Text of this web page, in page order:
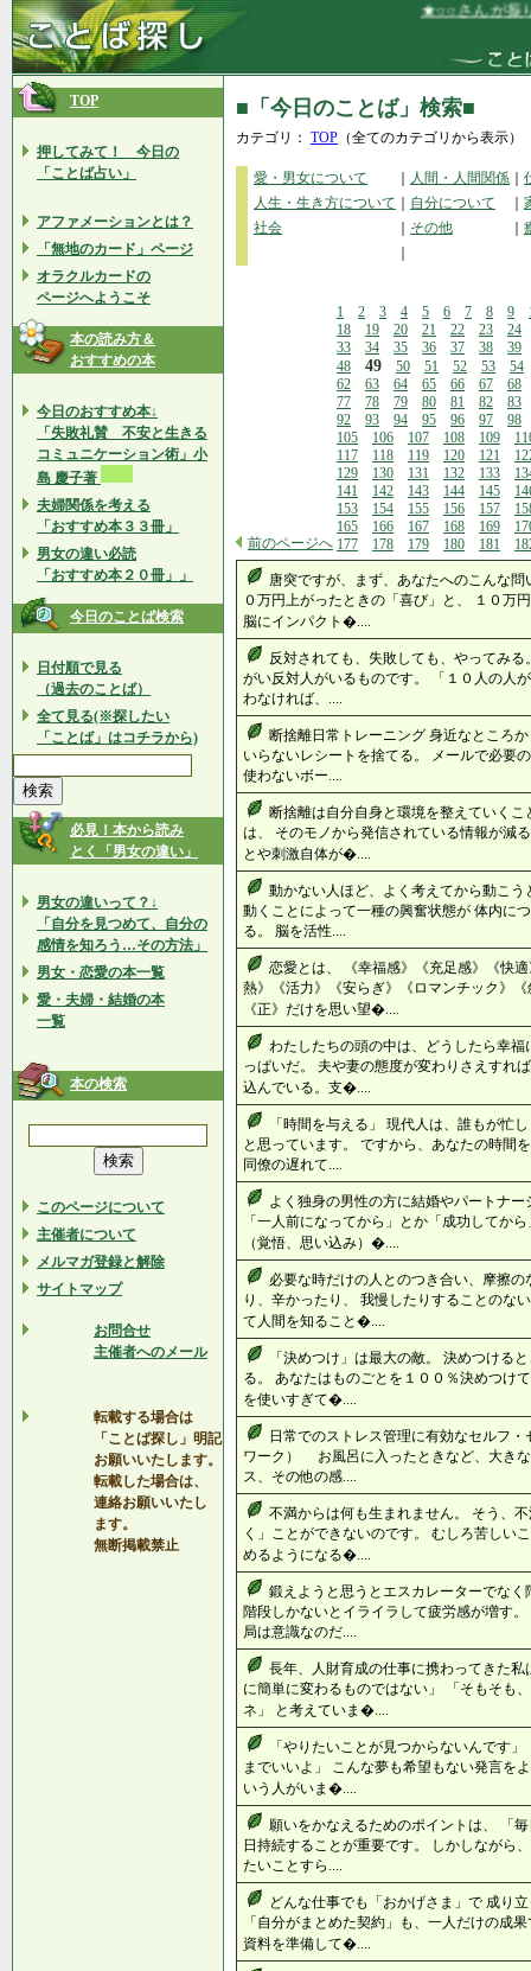
★○○さんが振り向
TOP
押してみて！ 今日の
「ことば占い」
アファメーションとは？
「無地のカード」ページ
オラクルカードの
ページへようこそ
本の読み方＆
おすすめの本
今日のおすすめ本↓
「失敗礼賛 不安と生きる
コミュニケーション術」小
島 慶子著
夫婦関係を考える
「おすすめ本３３冊」
男女の違い必読
「おすすめ本２０冊」」
今日のことば検索
日付順で見る
（過去のことば）
全て見る(※探したい
「ことば」はコチラから)
必見！本から読み
とく「男女の違い」
男女の違いって？↓
「自分を見つめて、自分の
感情を知ろう…その方法」
男女・恋愛の本一覧
愛・夫婦・結婚の本
一覧
本の検索
このページについて
主催者について
メルマガ登録と解除
サイトマップ
お問合せ
主催者へのメール
転載する場合は
「ことば探し」明記
お願いいたします。
転載した場合は、
連絡お願いいたし
ます。
無断掲載禁止
■「今日のことば」検索■
カテゴリ： TOP （全てのカテゴリから表示）
愛・男女について 人間・人間関係
人生・生き方について
自分について
社会
その他
前のページへ
1 2 3 4 5 6 7 8 9
18
19 20 21 22 23
24
33
34 35 36 37 38
39
48
49 50 51 52 53
54
62
63 64 65 66 67
68
77
78 79 80 81 82
83
92
93 94 95 96 97
98
105
106 107 108 109
117
118 119 120 121
129
130 131 132 133
141
142 143 144 145
153
154 155 156 157
165
166 167 168 169
177
178 179 180 181
唐突ですが、まず、あなたへのこんな
０万円上がったときの「喜び」と、 １０万
脳にインパクト�....
反対されても、失敗しても、やってみ
がい反対人がいるものです。 「１０人の
わなければ、....
断捨離日常トレーニング 身近なところ
いらないレシートを捨てる。 メールで必要
使わないボー....
断捨離は自分自身と環境を整えていく
は、 そのモノから発信されている情報が減
とや刺激自体が�....
動かない人ほど、よく考えてから動こ
動くことによって一種の興奮状態が 体内に
る。 脳を活性....
恋愛とは、 《幸福感》《充足感》《快
熱》《活力》《安らぎ》《ロマンチック》
《正》だけを思い望�....
わたしたちの頭の中は、どうしたら幸
っぱいだ。 夫や妻の態度が変わりさえすれ
込んでいる。支�....
「時間を与える」 現代人は、誰もが忙
と思っています。 ですから、あなたの時間
同僚の遅れて....
よく独身の男性の方に結婚やパートナ
「一人前になってから」とか「成功してか
（覚悟、思い込み）�....
必要な時だけの人とのつき合い、摩擦
り、辛かったり、 我慢したりすることのな
て人間を知ること�....
「決めつけ」は最大の敵。 決めつける
る。 あなたはものごとを１００％決めつけ
を使いすぎて�....
日常でのストレス管理に有効なセルフ
ワーク） お風呂に入ったときなど、大き
ス、その他の感....
不満からは何も生まれません。 そう、
く」ことができないのです。 むしろ苦しい
めるようになる�....
鍛えようと思うとエスカレーターでな
階段しかないとイライラして疲労感が増す
局は意識なのだ....
長年、人財育成の仕事に携わってきた
に簡単に変わるものではない」 「そもそも
ネ」 と考えていま�....
「やりたいことが見つからないんです
までいいよ」 こんな夢も希望もない発言を
いう人がいま�....
願いをかなえるためのポイントは、 「
日持続することが重要です。 しかしながら
たいことすら....
どんな仕事でも「おかげさま」で 成り
「自分がまとめた契約」も、一人だけの成
資料を準備して�....